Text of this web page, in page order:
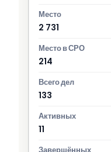
2 731
214
133
11